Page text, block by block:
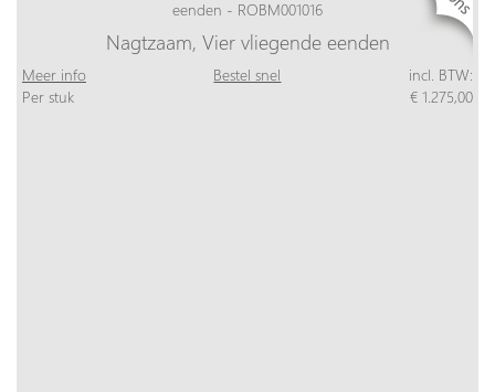
Nagtzaam, Vier vliegende eenden
Meer info Bestel snel
incl. BTW:
Per stuk
€ 1.275,00